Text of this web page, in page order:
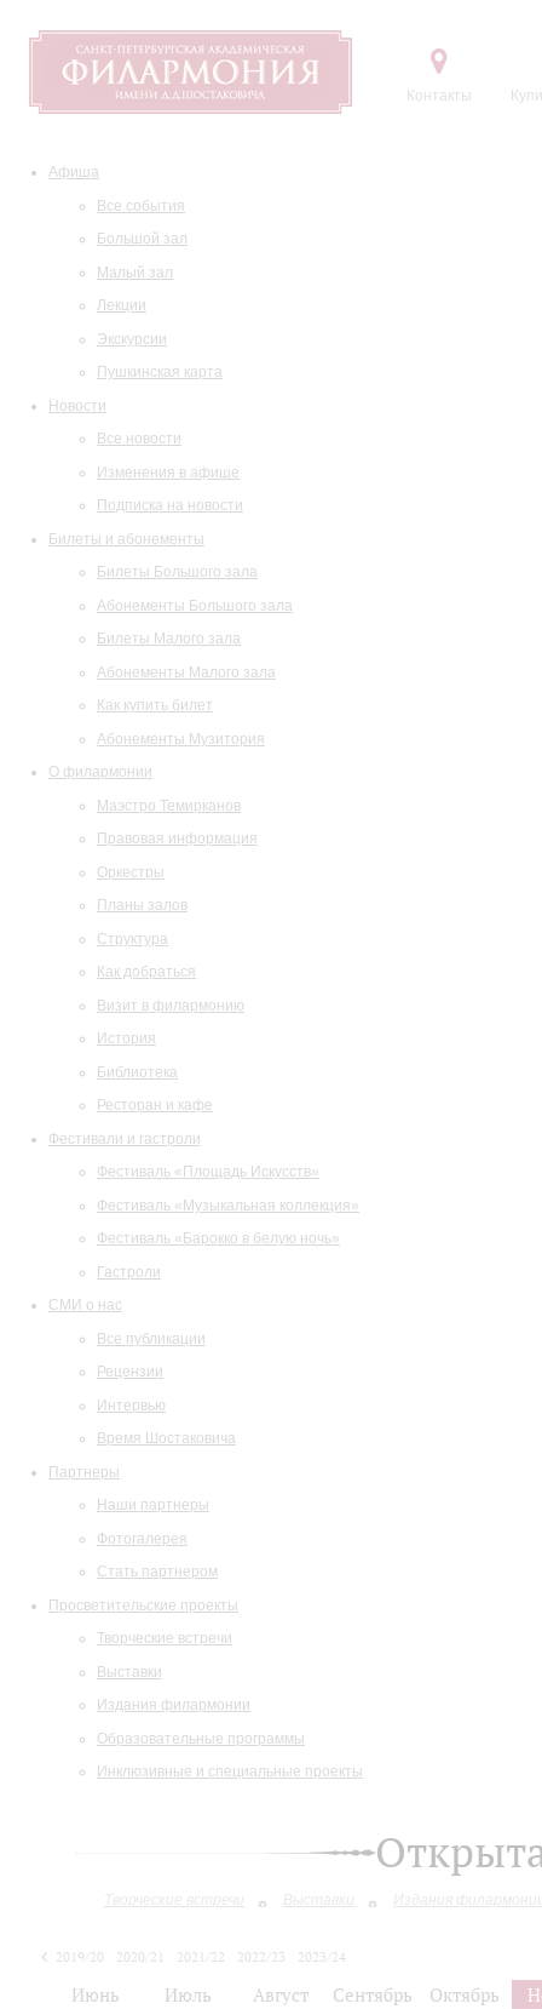
Контакты
Афиша
Все события
Большой зал
Малый зал
Лекции
Экскурсии
Пушкинская карта
Новости
Все новости
Изменения в афише
Подписка на новости
Билеты и абонементы
Билеты Большого зала
Абонементы Большого зала
Билеты Малого зала
Абонементы Малого зала
Как купить билет
Абонементы Музитория
О филармонии
Маэстро Темирканов
Правовая информация
Оркестры
Планы залов
Структура
Как добраться
Визит в филармонию
История
Библиотека
Ресторан и кафе
Фестивали и гастроли
Фестиваль «Площадь Искусств»
Фестиваль «Музыкальная коллекция»
Фестиваль «Барокко в белую ночь»
Гастроли
СМИ о нас
Все публикации
Рецензии
Интервью
Время Шостаковича
Партнеры
Наши партнеры
Фотогалерея
Стать партнером
Просветительские проекты
Творческие встречи
Выставки
Издания филармонии
Образовательные программы
Инклюзивные и специальные проекты
Творческие встречи Выставки Издания
2019/20 2020/21 2021/22 2022/23
2023/24
Июнь Июль Август Сентябрь Октябрь